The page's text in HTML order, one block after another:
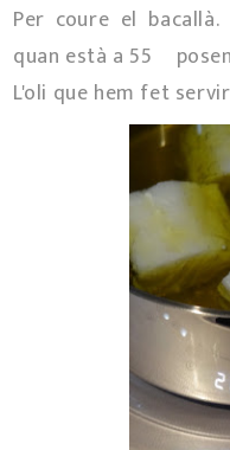
Per coure el
quan està a 55º
L'oli que hem fet